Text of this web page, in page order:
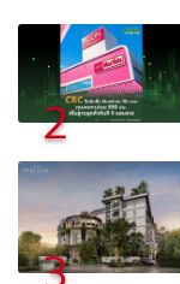
2